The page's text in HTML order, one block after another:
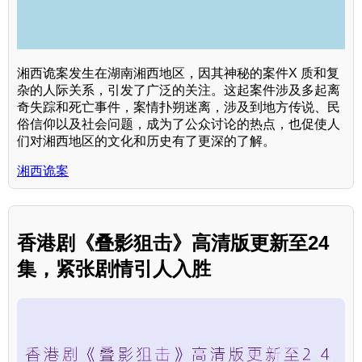
湘西诡案发生在湖南湘西地区，因其神秘的案件X 质和复
杂的人际关系，引发了广泛的关注。这起案件涉及多起离
奇失踪和死亡事件，案情扑朔迷离，涉及到地方传说、民
俗信仰以及社会问题，成为了公众讨论的热点，也促使人
们对湘西地区的文化和历史有了更深的了解。
湘西诡案
香港剧《叠影狙击》高清版更新至24
集，紧张剧情引人入胜